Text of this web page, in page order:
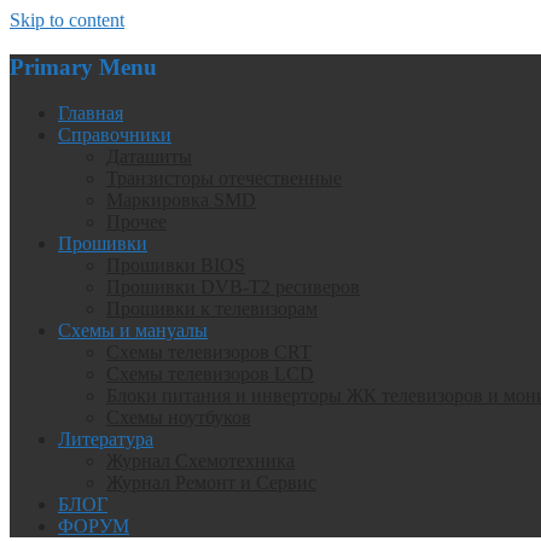
Skip to content
Primary Menu
Главная
Справочники
Прошивки
Схемы и мануалы
Литература
БЛОГ
ФОРУМ